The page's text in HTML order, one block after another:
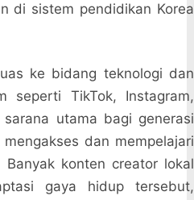
di sistem pendidikan Korea
ke bidang teknologi dan
seperti TikTok, Instagram,
utama bagi generasi
dan mempelajari
Banyak konten creator lokal
gaya hidup tersebut,